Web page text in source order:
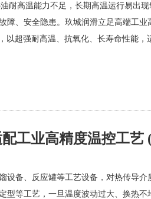
耐高温能力不足，长期高温运行易出
障、安全隐患。玖城润滑立足高端工业
超强耐高温、抗氧化、长寿命性能，
工业高精度温控工艺
设备、反应罐等工艺设备，对热传导介
型等工艺，一旦温度波动过大、换热不